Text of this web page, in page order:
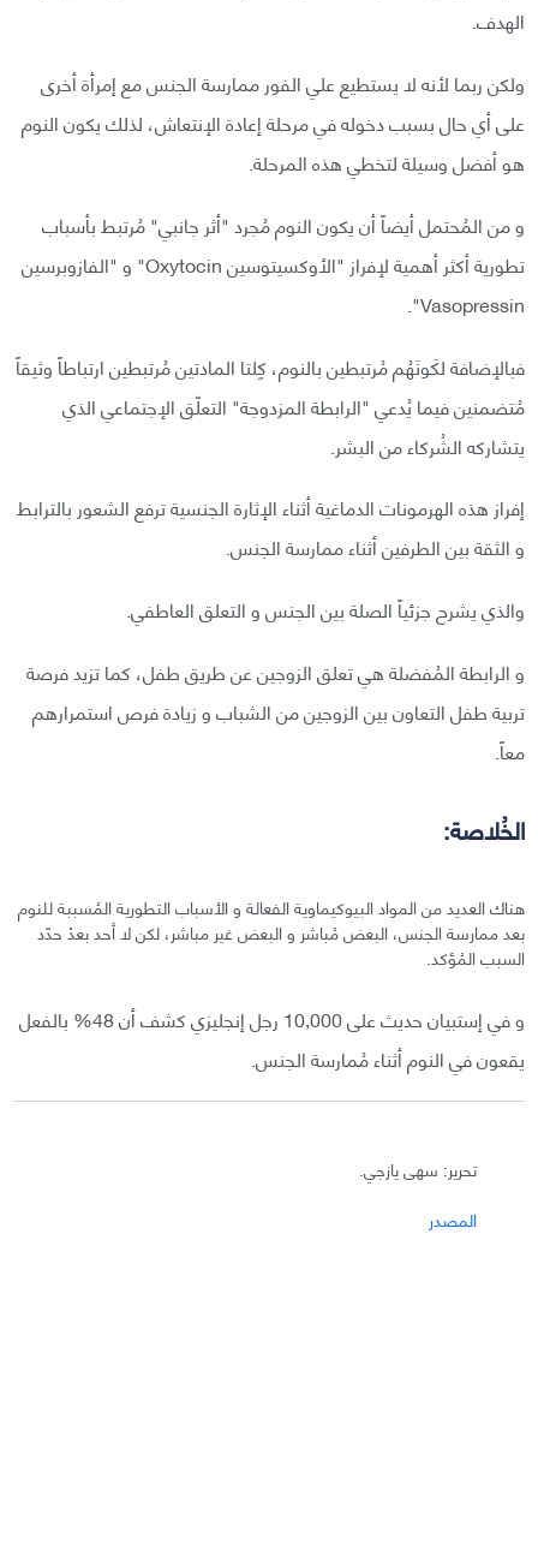
الهدف.
ولكن ربما لأنه لا يستطيع علي الفور ممارسة الجنس مع إمرأة أخرى
على أي حال بسبب دخوله في مرحلة إعادة الإنتعاش، لذلك يكون النوم
هو أفضل وسيلة لتخطي هذه المرحلة.
و من المُحتمل أيضاً أن يكون النوم مُجرد "أثر جانبي" مُرتبط بأسباب
تطورية أكثر أهمية لإفراز "الأوكسيتوسين Oxytocin" و "الفازوبرسين
Vasopressin".
فبالإضافة لكَونَهُم مُرتبطين بالنوم، كِلتا المادتين مُرتبطين ارتباطاً وثيقاً
مُتضمنين فيما يُدعي "الرابطة المزدوجة" التعلّق الإجتماعي الذي
يتشاركه الشُركاء من البشر.
إفراز هذه الهرمونات الدماغية أثناء الإثارة الجنسية ترفع الشعور بالترابط
و الثقة بين الطرفين أثناء ممارسة الجنس.
والذي يشرح جزئياً الصلة بين الجنس و التعلق العاطفي.
و الرابطة المُفضلة هي تعلق الزوجين عن طريق طفل، كما تزيد فرصة
تربية طفل التعاون بين الزوجين من الشباب و زيادة فرص استمرارهم
معاً.
الخُلاصة:
هناك العديد من المواد البيوكيماوية الفعالة و الأسباب التطورية المُسببة للنوم
بعد ممارسة الجنس، البعض مُباشر و البعض غير مباشر، لكن لا أحد بعدْ حدّد
السبب المُؤكد.
و في إستبيان حديث على 10,000 رجل إنجليزي كشف أن 48% بالفعل
يقعون في النوم أثناء مُمارسة الجنس.
تحرير: سهى يازجي.
المصدر